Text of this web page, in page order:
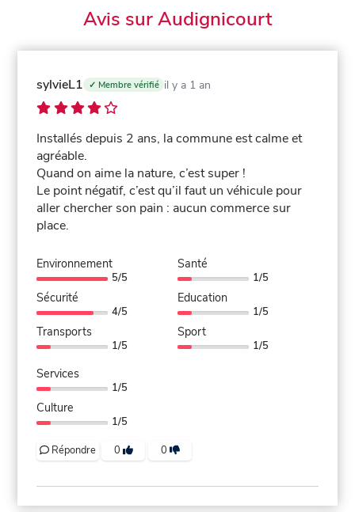
Avis sur Audignicourt
sylvieL1 ✓ Membre vérifié il y a 1 an
Installés depuis 2 ans, la commune est calme et
agréable.
Quand on aime la nature, c’est super !
Le point négatif, c’est qu’il faut un véhicule pour
aller chercher son pain : aucun commerce sur
place.
Environnement
5/5
Sécurité
4/5
Transports
1/5
Santé
1/5
Education
1/5
Sport
1/5
Services
1/5
Culture
1/5
Répondre 0 0